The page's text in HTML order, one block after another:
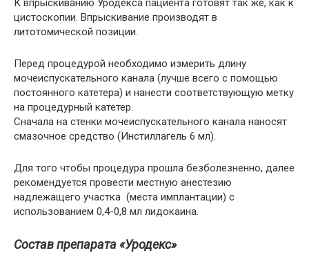
К впрыскиванию Уродекса пациента готовят так же, как к
цистоскопии. Впрыскивание производят в
литотомической позиции.
Перед процедурой необходимо измерить длину
мочеиспускательного канала (лучше всего с помощью
постоянного катетера) и нанести соответствующую метку
на процедурный катетер.
Сначала на стенки мочеиспускательного канала наносят
смазочное средство (Инстиллагель 6 мл).
Для того чтобы процедура прошла безболезненно, далее
рекомендуется провести местную анестезию
надлежащего участка (места имплантации) с
использованием 0,4-0,8 мл лидокаина.
Состав препарата «Уродекс»